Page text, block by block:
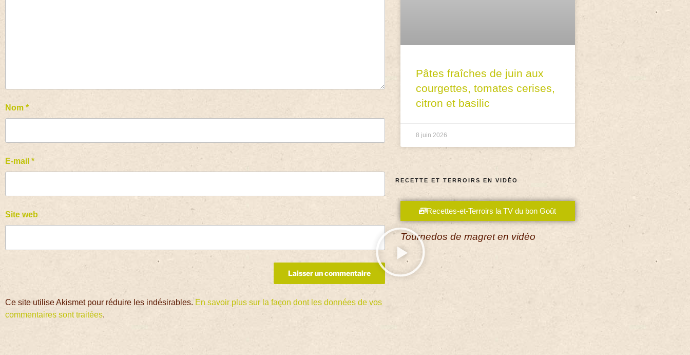
Nom *
E-mail *
Site web
Ce site utilise Akismet pour réduire les indésirables. En savoir plus sur la façon dont les données de vos
commentaires sont traitées.
Pâtes fraîches de juin aux
courgettes, tomates cerises,
citron et basilic
8 juin 2026
RECETTE ET TERROIRS EN VIDÉO
Recettes-et-Terroirs la TV du bon Goût
Tournedos de magret en vidéo